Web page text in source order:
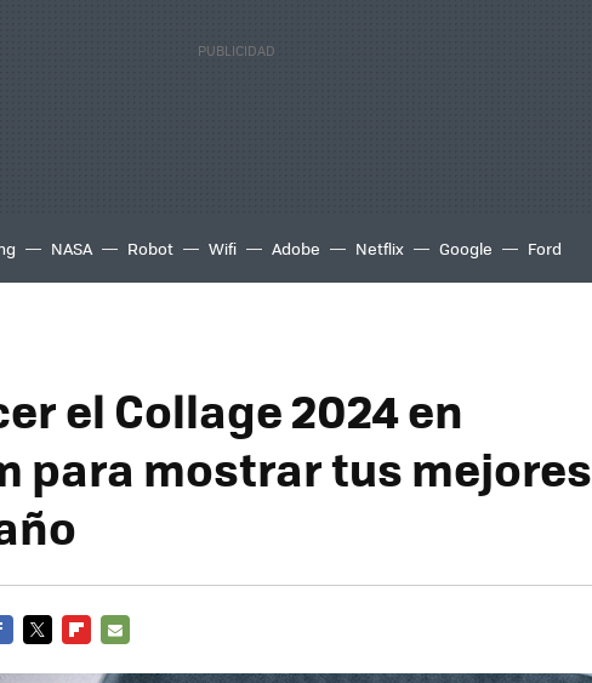
NASA Robot Wifi Adobe Netflix Google Ford
el Collage 2024 en
para mostrar tus mejores